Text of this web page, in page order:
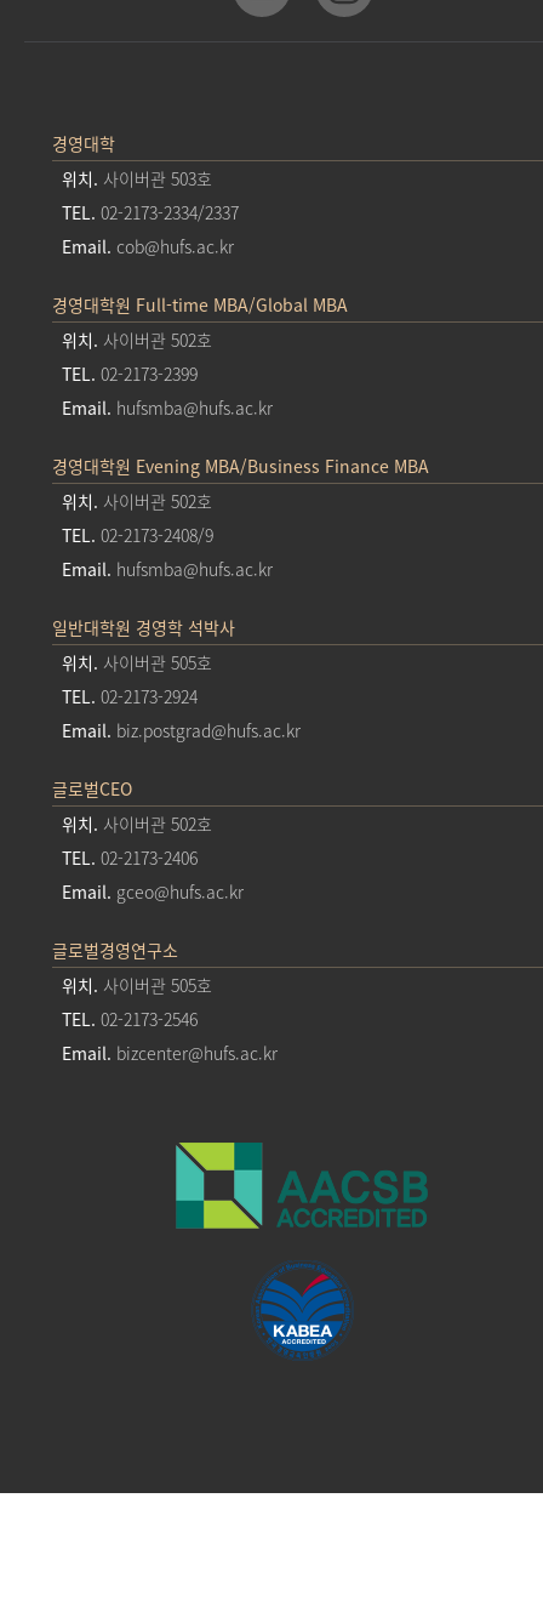
경영대학
위치. 사이버관 503호
TEL. 02-2173-2334/2337
Email. cob@hufs.ac.kr
경영대학원 Full-time MBA/Global MBA
위치. 사이버관 502호
TEL. 02-2173-2399
Email. hufsmba@hufs.ac.kr
경영대학원 Evening MBA/Business Finance MBA
위치. 사이버관 502호
TEL. 02-2173-2408/9
Email. hufsmba@hufs.ac.kr
일반대학원 경영학 석박사
위치. 사이버관 505호
TEL. 02-2173-2924
Email. biz.postgrad@hufs.ac.kr
글로벌CEO
위치. 사이버관 502호
TEL. 02-2173-2406
Email. gceo@hufs.ac.kr
글로벌경영연구소
위치. 사이버관 505호
TEL. 02-2173-2546
Email. bizcenter@hufs.ac.kr